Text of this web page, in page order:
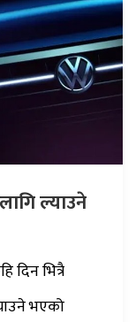
ल्याउने
दिन भित्रै
भएको